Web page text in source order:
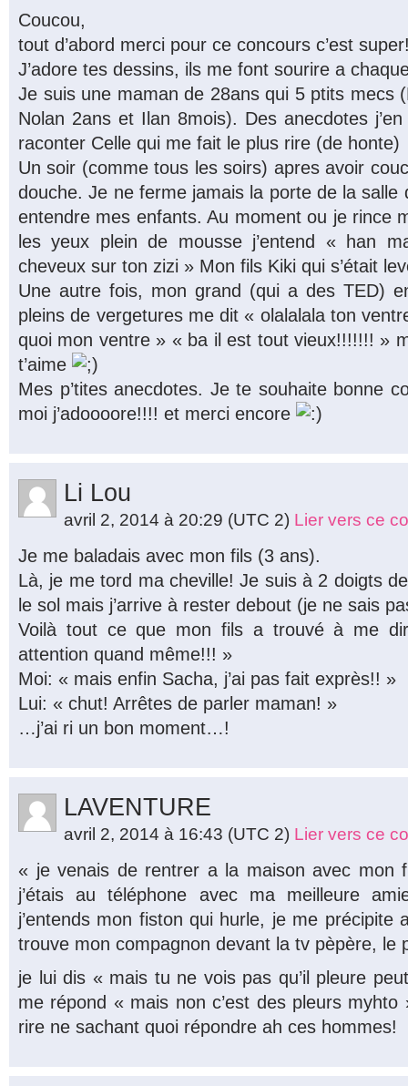
Coucou,
tout d’abord merci pour ce concours c’est
J’adore tes dessins, ils me font sourire a
Je suis une maman de 28ans qui 5 ptits mecs
Nolan 2ans et Ilan 8mois). Des anecdotes
raconter Celle qui me fait le plus rire (de honte)
Un soir (comme tous les soirs) apres avoir
douche. Je ne ferme jamais la porte de la salle
entendre mes enfants. Au moment ou je rince
les yeux plein de mousse j’entend « han
cheveux sur ton zizi » Mon fils Kiki qui s’était
Une autre fois, mon grand (qui a des TED)
pleins de vergetures me dit « olalalala ton
quoi mon ventre » « ba il est tout vieux!!!!!!! »
t’aime
Mes p’tites anecdotes. Je te souhaite bonne
moi j’adoooore!!!! et merci encore
Li Lou
avril 2, 2014 à 20:29 (UTC 2) Lier vers ce
Je me baladais avec mon fils (3 ans).
Là, je me tord ma cheville! Je suis à 2 doigts
le sol mais j’arrive à rester debout (je ne sais
Voilà tout ce que mon fils a trouvé à me
attention quand même!!! »
Moi: « mais enfin Sacha, j’ai pas fait exprès!! »
Lui: « chut! Arrêtes de parler maman! »
…j’ai ri un bon moment…!
LAVENTURE
avril 2, 2014 à 16:43 (UTC 2) Lier vers ce
« je venais de rentrer a la maison avec mon
j’étais au téléphone avec ma meilleure
j’entends mon fiston qui hurle, je me précipite
trouve mon compagnon devant la tv pèpère, le
je lui dis « mais tu ne vois pas qu’il pleure
me répond « mais non c’est des pleurs myhto
rire ne sachant quoi répondre ah ces hommes!